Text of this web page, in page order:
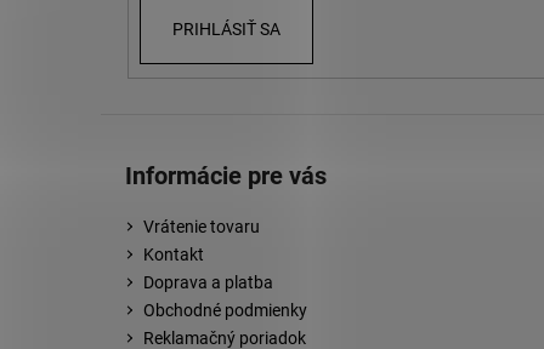
PRIHLÁSIŤ SA
Informácie pre vás
Vrátenie tovaru
Kontakt
Doprava a platba
Obchodné podmienky
Reklamačný poriadok